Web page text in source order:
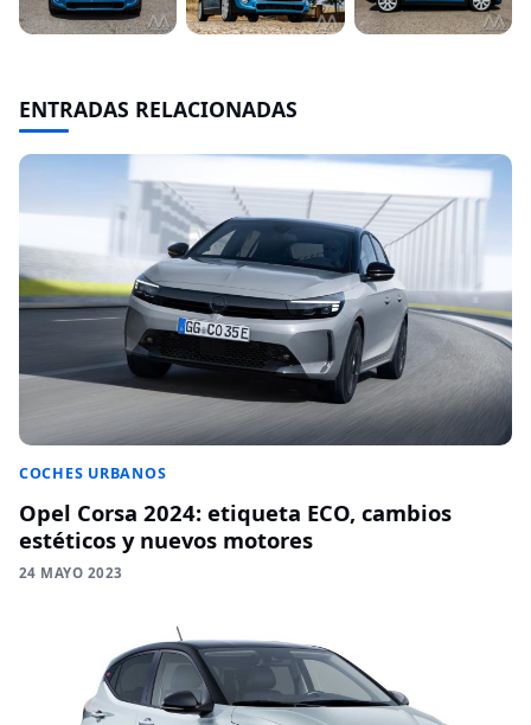
ENTRADAS RELACIONADAS
COCHES URBANOS
Opel Corsa 2024: etiqueta ECO, cambios
estéticos y nuevos motores
24 MAYO 2023